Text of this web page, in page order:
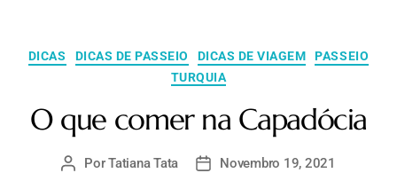
DICAS DICAS DE PASSEIO DICAS DE VIAGEM
PASSEIO
TURQUIA
O que comer na Capadócia
PorTatiana Tata Novembro 19, 2021